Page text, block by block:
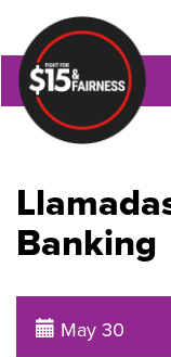
Banking
May 30